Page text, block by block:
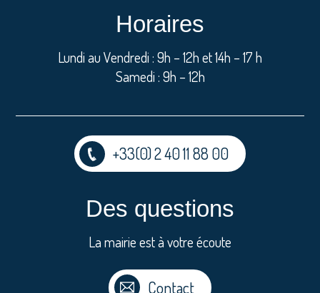
Horaires
Lundi au Vendredi : 9h – 12h et 14h – 17 h
Samedi : 9h – 12h
+33(0) 2 40 11 88 00
Des questions
La mairie est à votre écoute
Contact